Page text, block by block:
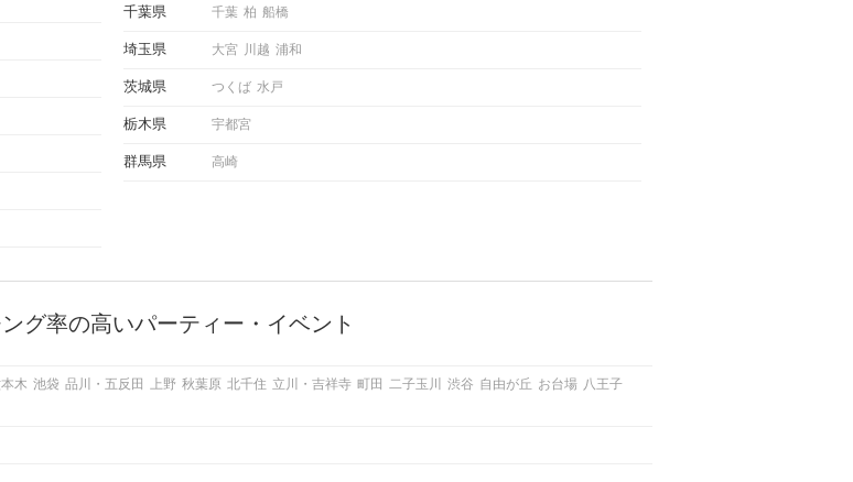
千葉県 千葉 柏 船橋
埼玉県 大宮 川越 浦和
茨城県 つくば 水戸
栃木県 宇都宮
群馬県 高崎
グ率の高いパーティー・イベント
木 池袋 品川・五反田 上野 秋葉原 北千住 立川・吉祥寺 町田 二子玉川 渋谷 自由が丘 お台場 八王子